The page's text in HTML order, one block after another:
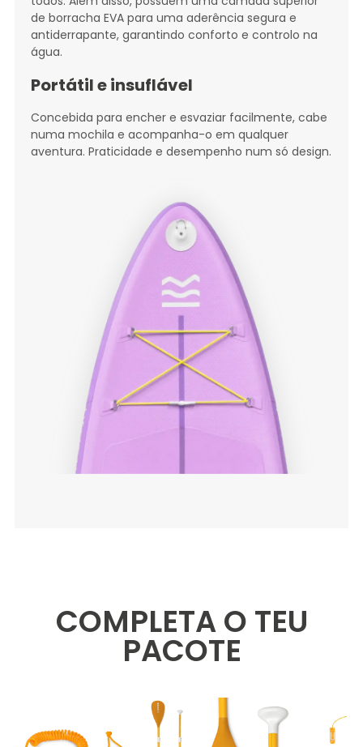
de borracha EVA para uma aderência segura e
antiderrapante, garantindo conforto e controlo na
água.
Portátil e insuflável
Concebida para encher e esvaziar facilmente, cabe
numa mochila e acompanha-o em qualquer
aventura. Praticidade e desempenho num só design.
COMPLETA O TEU
PACOTE